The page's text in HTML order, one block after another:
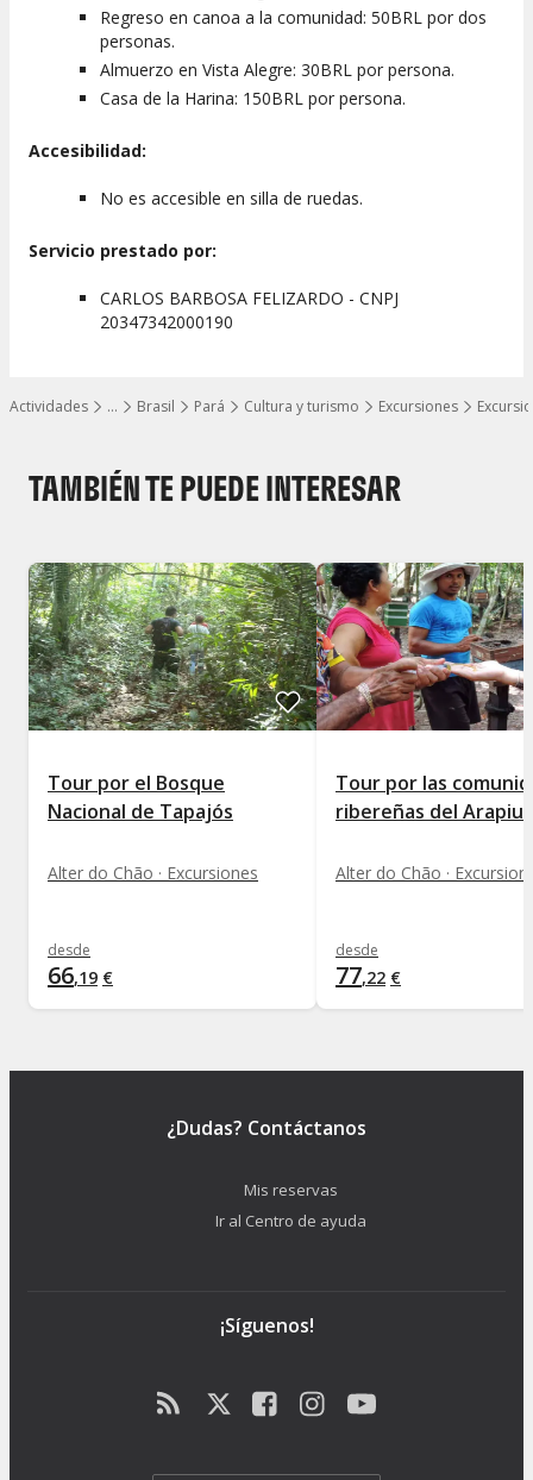
…
Mostrar todos los niveles
Actividades Brasil Pará Cultura y turismo Excursiones
Regreso en canoa a la comunidad: 50BRL por dos
personas.
Almuerzo en Vista Alegre: 30BRL por persona.
Casa de la Harina: 150BRL por persona.
Accesibilidad:
No es accesible en silla de ruedas.
Servicio prestado por:
CARLOS BARBOSA FELIZARDO - CNPJ
20347342000190
TAMBIÉN TE PUEDE INTERESAR
Tour por el Bosque
Nacional de Tapajós
Alter do Chão · Excursiones
desde
66,19 €
Tour por las
ribereñas del
Alter do Chão ·
desde
77,22 €
¿Dudas? Contáctanos
Mis reservas
Ir al Centro de ayuda
¡Síguenos!